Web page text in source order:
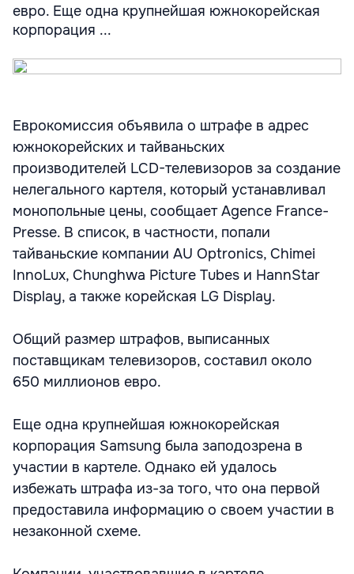
евро. Еще одна крупнейшая южнокорейская
корпорация ...
Еврокомиссия объявила о штрафе в адрес
южнокорейских и тайваньских
производителей LCD-телевизоров за создание
нелегального картеля, который устанавливал
монопольные цены, сообщает Agence France-
Presse. В список, в частности, попали
тайваньские компании AU Optronics, Chimei
InnoLux, Chunghwa Picture Tubes и HannStar
Display, а также корейская LG Display.
Общий размер штрафов, выписанных
поставщикам телевизоров, составил около
650 миллионов евро.
Еще одна крупнейшая южнокорейская
корпорация Samsung была заподозрена в
участии в картеле. Однако ей удалось
избежать штрафа из-за того, что она первой
предоставила информацию о своем участии в
незаконной схеме.